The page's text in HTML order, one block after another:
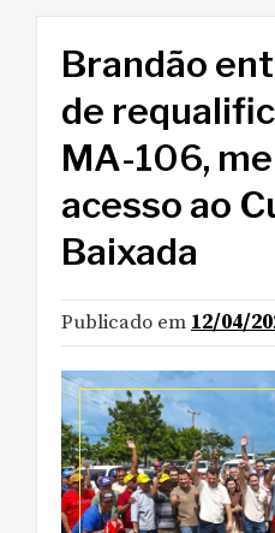
Brandão
de
MA-106,
acesso ao
Baixada
Publicado em 12/04/